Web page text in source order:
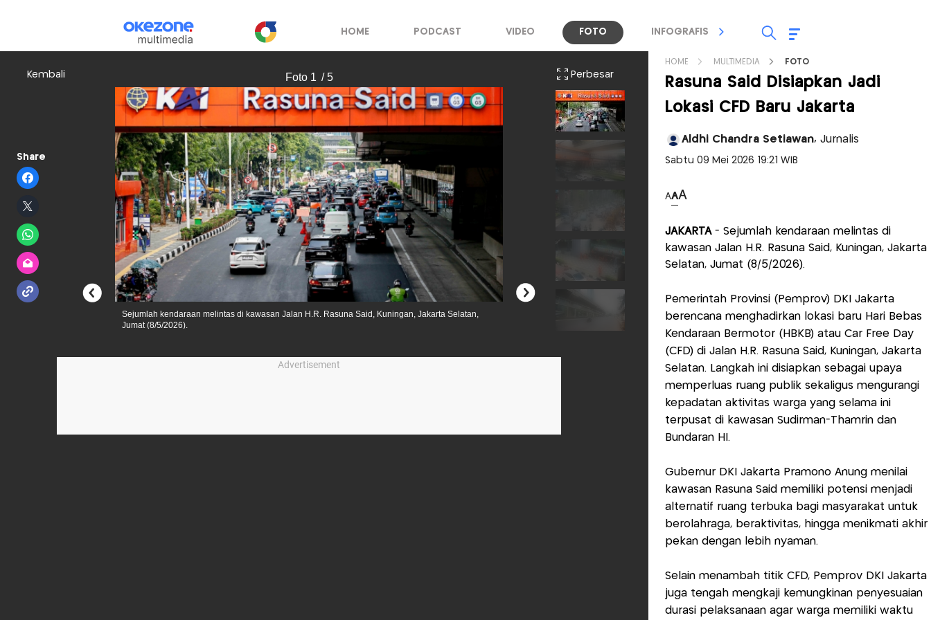
HOME PODCAST VIDEO FOTO INFOGRAFIS TV STREAMING
Kembali
Share
Foto 1 / 5 Perbesar
Sejumlah kendaraan melintas di kawasan Jalan H.R. Rasuna Said, Kuningan, Jakarta Selatan,
Jumat (8/5/2026).
Advertisement
HOME MULTIMEDIA FOTO
Rasuna Said Disiapkan Jadi
Lokasi CFD Baru Jakarta
Aldhi Chandra Setiawan, Jurnalis
Sabtu 09 Mei 2026 19:21 WIB
AAA
JAKARTA- Sejumlah kendaraan melintas di
kawasan Jalan H.R. Rasuna Said, Kuningan, Jakarta
Selatan, Jumat (8/5/2026).
Pemerintah Provinsi (Pemprov) DKI Jakarta
berencana menghadirkan lokasi baru Hari Bebas
Kendaraan Bermotor (HBKB) atau Car Free Day
(CFD) di Jalan H.R. Rasuna Said, Kuningan, Jakarta
Selatan. Langkah ini disiapkan sebagai upaya
memperluas ruang publik sekaligus mengurangi
kepadatan aktivitas warga yang selama ini
terpusat di kawasan Sudirman-Thamrin dan
Bundaran HI.
Gubernur DKI Jakarta Pramono Anung menilai
kawasan Rasuna Said memiliki potensi menjadi
alternatif ruang terbuka bagi masyarakat untuk
berolahraga, beraktivitas, hingga menikmati akhir
pekan dengan lebih nyaman.
Selain menambah titik CFD, Pemprov DKI Jakarta
juga tengah mengkaji kemungkinan penyesuaian
durasi pelaksanaan agar warga memiliki waktu